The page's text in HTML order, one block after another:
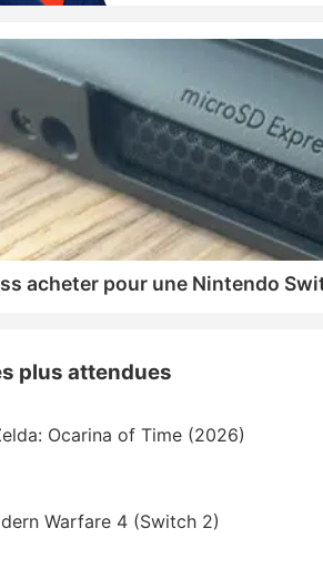
acheter pour une Nintendo
plus attendues
Ocarina of Time (2026)
Warfare 4 (Switch 2)